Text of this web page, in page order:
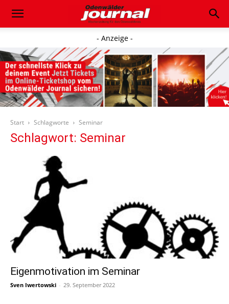
- Anzeige -
Start Schlagworte Seminar
Schlagwort: Seminar
Eigenmotivation im Seminar
Sven Iwertowski - 29. September 2022